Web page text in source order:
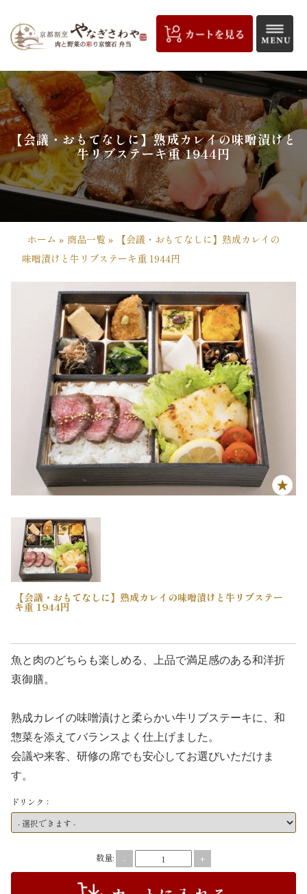
ツ
へ
ス
キ
プ
京
都
割
烹
や
な
さ
HOME
寿
司・
盛
り
合
わ
せ
だ
わ
お
け
ガ
【会議・おもてなしに】熟成カレイの味噌漬けと
牛リブステーキ重 1944円
ホーム » 商品一覧 »
【会議・おもてなしに】熟成カレイの
味噌漬けと牛リブステーキ重 1944円
【会議・おもてなしに】熟成カレイの味噌漬けと牛リブステー
キ重 1944円
魚と肉のどちらも楽しめる、上品で満足感のある和洋折
衷御膳。
熟成カレイの味噌漬けと柔らかい牛リブステーキに、和
惣菜を添えてバランスよく仕上げました。
会議や来客、研修の席でも安心してお選びいただけま
す。
ドリンク：
数量: - +